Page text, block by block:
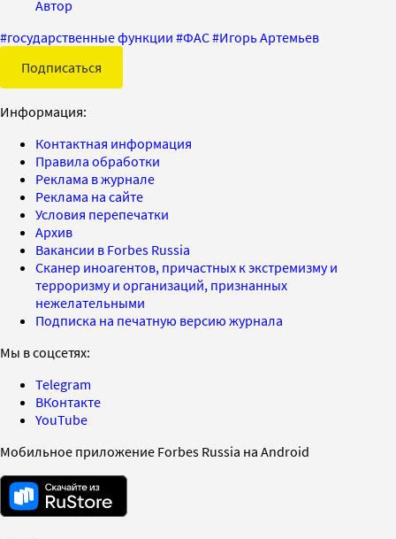
Автор
#государственные функции #ФАС#Игорь Артемьев
Подписаться
Информация:
Контактная информация
Правила обработки
Реклама в журнале
Реклама на сайте
Условия перепечатки
Архив
Вакансии в Forbes Russia
Сканер иноагентов, причастных к экстремизму и
терроризму и организаций, признанных
нежелательными
Подписка на печатную версию журнала
Мы в соцсетях:
Telegram
ВКонтакте
YouTube
Мобильное приложение Forbes Russia на Android